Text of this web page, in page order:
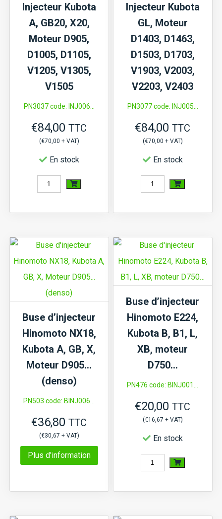
Injecteur Kubota
A, GB20, X20,
Moteur D905,
D1005, D1105,
V1205, V1305,
V1505
PN3037 code: INJ006...
€84,00 TTC
(€70,00 + VAT)
En stock
quantité
Injecteur
A,
GB20,
X20,
Moteur
V1505
Injecteur Kubota
GL, Moteur
D1403, D1463,
D1503, D1703,
V1903, V2003,
V2203, V2403
PN3077 code: INJ005...
€84,00 TTC
(€70,00 + VAT)
En stock
quantité
Injecteur
GL,
Moteur
D1403,
V2003,
V2403
Buse d’injecteur
Hinomoto NX18,
Kubota A, GB, X,
Moteur D905…
(denso)
PN503 code: BINJ006...
€36,80 TTC
(€30,67 + VAT)
Plus d'information
Buse d’injecteur
Hinomoto E224,
Kubota B, B1, L,
XB, moteur
D750…
PN476 code: BINJ001...
€20,00 TTC
(€16,67 + VAT)
En stock
quantité
Buse